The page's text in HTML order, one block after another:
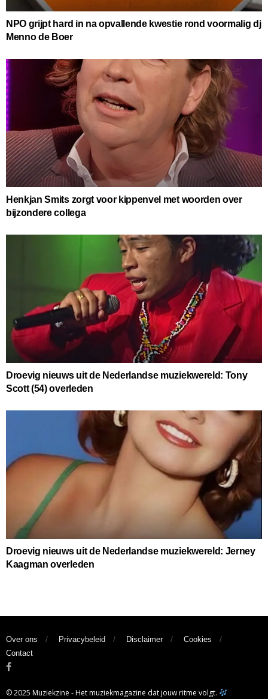
NPO grijpt hard in na opvallende kwestie rond voormalig dj
Menno de Boer
Henkjan Smits zorgt voor kippenvel met woorden over
bijzondere collega
Droevig nieuws uit de Nederlandse muziekwereld: Tony
Scott (54) overleden
Droevig nieuws uit de Nederlandse muziekwereld: Jerney
Kaagman overleden
Over ons Privacybeleid Disclaimer
Cookies
Contact
© 2025 Muziekzine - Het muziekmagazine dat jouw ritme volgt.